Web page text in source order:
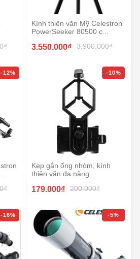
-12%
-16%
Kính thiên văn Mỹ Celestron
PowerSeeker 80500 c...
3.550.000₫ 3.900.000₫
-10%
Kẹp gắn ống nhòm, kính
thiên văn đa năng
179.000₫ 200.000₫
-5%